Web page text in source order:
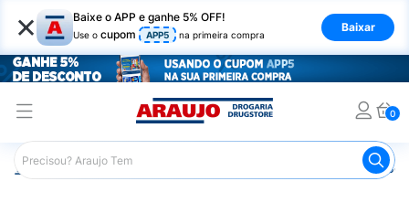
× Baixe o APP e ganhe 5% OFF!
Use o cupom APP5 na primeira compra
Baixar
0
Araujo Mercado Bis Lacta Limão 100,8g